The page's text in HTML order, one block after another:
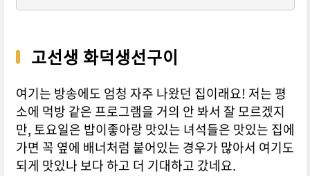
고선생 화덕생선구이
여기는 방송에도 엄청 자주 나왔던 집이래요! 저는 평
소에 먹방 같은 프로그램을 거의 안 봐서 잘 모르겠지
만, 토요일은 밥이좋아랑 맛있는 녀석들은 맛있는 집에
가면 꼭 옆에 배너처럼 붙어있는 경우가 많아서 여기도
되게 맛있나 보다 하고 더 기대하고 갔네요.